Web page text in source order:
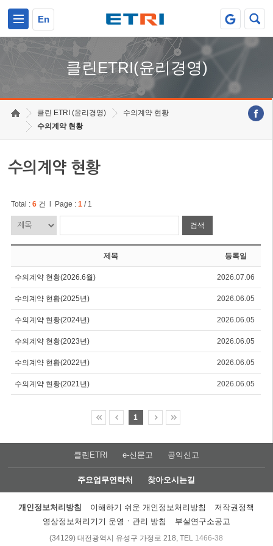
En
클린ETRI(윤리경영)
클린 ETRI (윤리경영)
수의계약 현황
수의계약 현황
수의계약 현황
Total : 6건 l Page : 1/ 1
검색
제목 등록일
수의계약 현황(2026.6월) 2026.07.06
수의계약 현황(2025년) 2026.06.05
수의계약 현황(2024년) 2026.06.05
수의계약 현황(2023년) 2026.06.05
수의계약 현황(2022년) 2026.06.05
수의계약 현황(2021년) 2026.06.05
1
클린ETRI e-신문고 공익신고
주요업무연락처 찾아오시는길
개인정보처리방침 이해하기 쉬운 개인정보처리방침
저작권정책
영상정보처리기기 운영ㆍ관리 방침
부설연구소공고
(34129) 대전광역시 유성구 가정로 218, TEL 1466-38